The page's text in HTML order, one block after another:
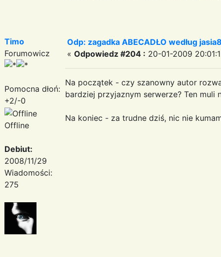
Timo
Forumowicz
Pomocna dłoń:
+2/-0
Offline
Debiut:
2008/11/29
Wiadomości:
275
Odp: zagadka ABECADŁO według
« Odpowiedz #204 : 20-01-2009
Na początek - czy szanowny autor
bardziej przyjaznym serwerze? Ten muli
Na koniec - za trudne dziś, nic nie